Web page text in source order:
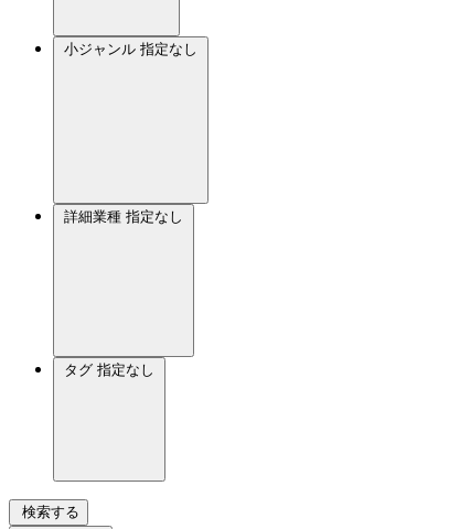
小ジャンル 指定なし
詳細業種 指定なし
タグ 指定なし
検索する